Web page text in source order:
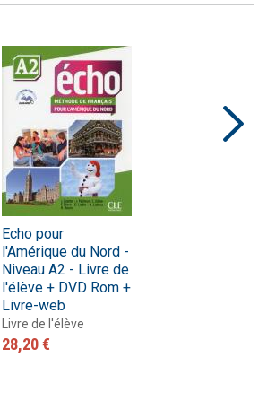
Echo pour
l'Amérique du Nord -
Niveau A2 - Livre de
l'élève + DVD Rom +
Livre-web
Livre de l'élève
28,20 €